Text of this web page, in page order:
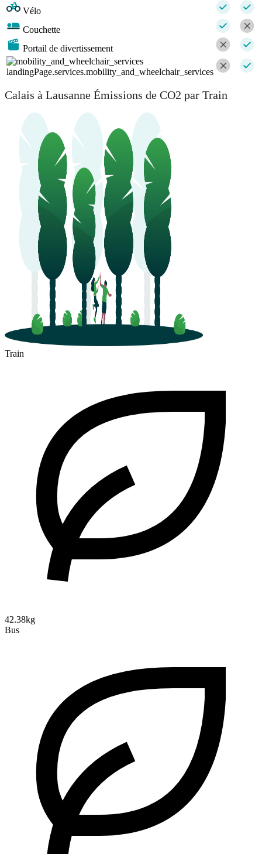
Vélo
Couchette
Portail de divertissement
landingPage.services.mobility_and_wheelchair_services
Calais à Lausanne Émissions de CO2 par Train
Train
42.38kg
Bus